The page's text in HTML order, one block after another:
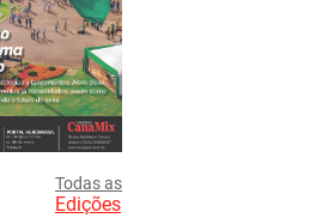
Todas as
Edições